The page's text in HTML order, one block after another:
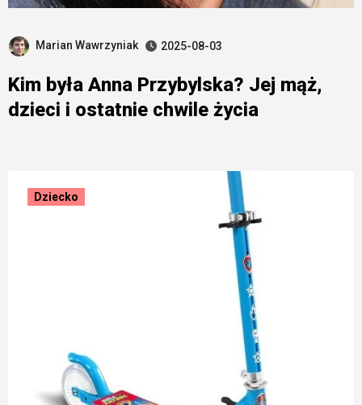
Marian Wawrzyniak 2025-08-03
Kim była Anna Przybylska? Jej mąż,
dzieci i ostatnie chwile życia
Dziecko